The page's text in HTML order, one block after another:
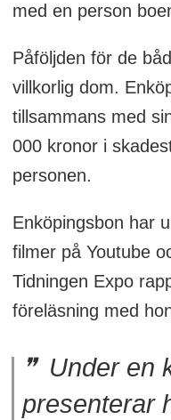
med en person
Påföljden för de
villkorlig dom.
tillsammans med
000 kronor i
personen.
Enköpingsbon har
filmer på Youtube
Tidningen Expo
föreläsning med
Under en
presenterar